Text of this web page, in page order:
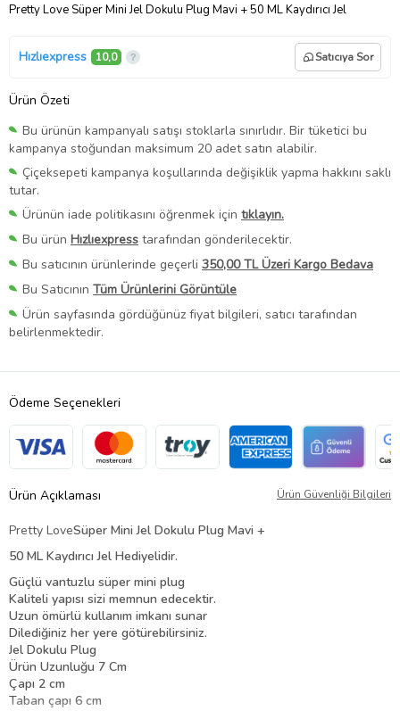
Pretty Love Süper Mini Jel Dokulu Plug Mavi + 50 ML Kaydırıcı Jel
Hızlıexpress 10,0 Satıcıya Sor
Ürün Özeti
Bu ürünün kampanyalı satışı stoklarla sınırlıdır. Bir tüketici bu
kampanya stoğundan maksimum 20 adet satın alabilir.
Çiçeksepeti kampanya koşullarında değişiklik yapma hakkını saklı
tutar.
Ürünün iade politikasını öğrenmek için tıklayın.
Bu ürün Hızlıexpress tarafından gönderilecektir.
Bu satıcının ürünlerinde geçerli 350,00 TL Üzeri Kargo Bedava
Bu Satıcının Tüm Ürünlerini Görüntüle
Ürün sayfasında gördüğünüz fiyat bilgileri, satıcı tarafından
belirlenmektedir.
Ödeme Seçenekleri
Ürün Açıklaması Ürün Güvenliği Bilgileri
Pretty LoveSüper Mini Jel Dokulu Plug Mavi +
50 ML Kaydırıcı Jel Hediyelidir.
Güçlü vantuzlu süper mini plug
Kaliteli yapısı sizi memnun edecektir.
Uzun ömürlü kullanım imkanı sunar
Dilediğiniz her yere götürebilirsiniz.
Jel Dokulu Plug
Ürün Uzunluğu 7 Cm
Çapı 2 cm
Taban çapı 6 cm